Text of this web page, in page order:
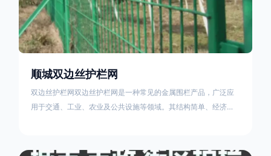
顺城双边丝护栏网
双边丝护栏网双边丝护栏网是一种常见的金属围栏产品，广泛应
用于交通、工业、农业及公共设施等领域。其结构简单、经济实
边丝护栏网由低碳钢丝（Q235材质）通过焊接或编织形成网格结